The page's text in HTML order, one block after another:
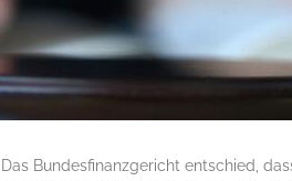
Das Bundesfinanzgericht entschied,